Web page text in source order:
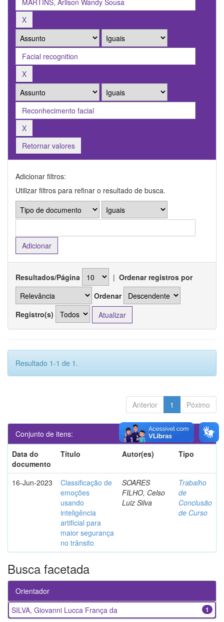
Retornar valores
Adicionar filtros:
Utilizar filtros para refinar o resultado de busca.
Resultados/Página | Ordenar registros por
Ordenar
Registro(s)
Resultado 1-1 de 1.
Anterior 1 Póximo
Conjunto de itens:
Data do
documento
Título Autor(es) Tipo
16-Jun-2023
Classificação de
emoções
usando
inteligência
artificial para
maior segurança
no trânsito
SOARES
FILHO, Celso
Luiz Silva
Trabalho
de
Conclusão
de Curso
Busca facetada
Orientador
1
SILVA, Giovanni Lucca França da